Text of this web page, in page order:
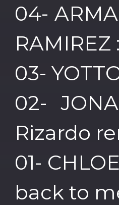
04-
RAMIREZ
03-
02-
Rizardo
01-
back to